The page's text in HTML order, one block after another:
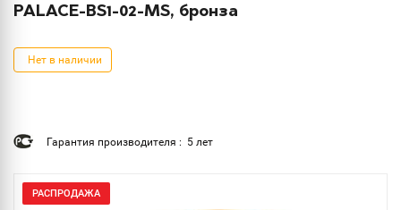
PALACE-BS1-02-MS, бронза
Нет в наличии
Гарантия производителя : 5 лет
РАСПРОДАЖА